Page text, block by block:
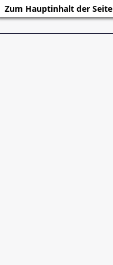
Zum Hauptinhalt der Seite